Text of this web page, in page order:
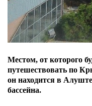
Местом, от которого
путешествовать по
он находится в
бассейна.